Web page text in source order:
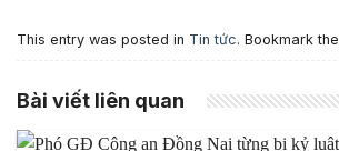
This entry was posted in Tin tức. Bookmark the
Bài viết liên quan